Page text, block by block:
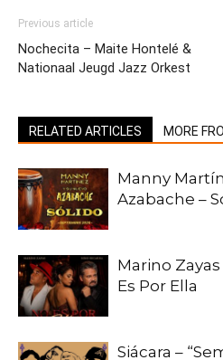
Previous article
Nochecita – Maite Hontelé &
Nationaal Jeugd Jazz Orkest
RELATED ARTICLES MORE
Manny
Azabache –
Marino
Es Por Ella
Siácara –